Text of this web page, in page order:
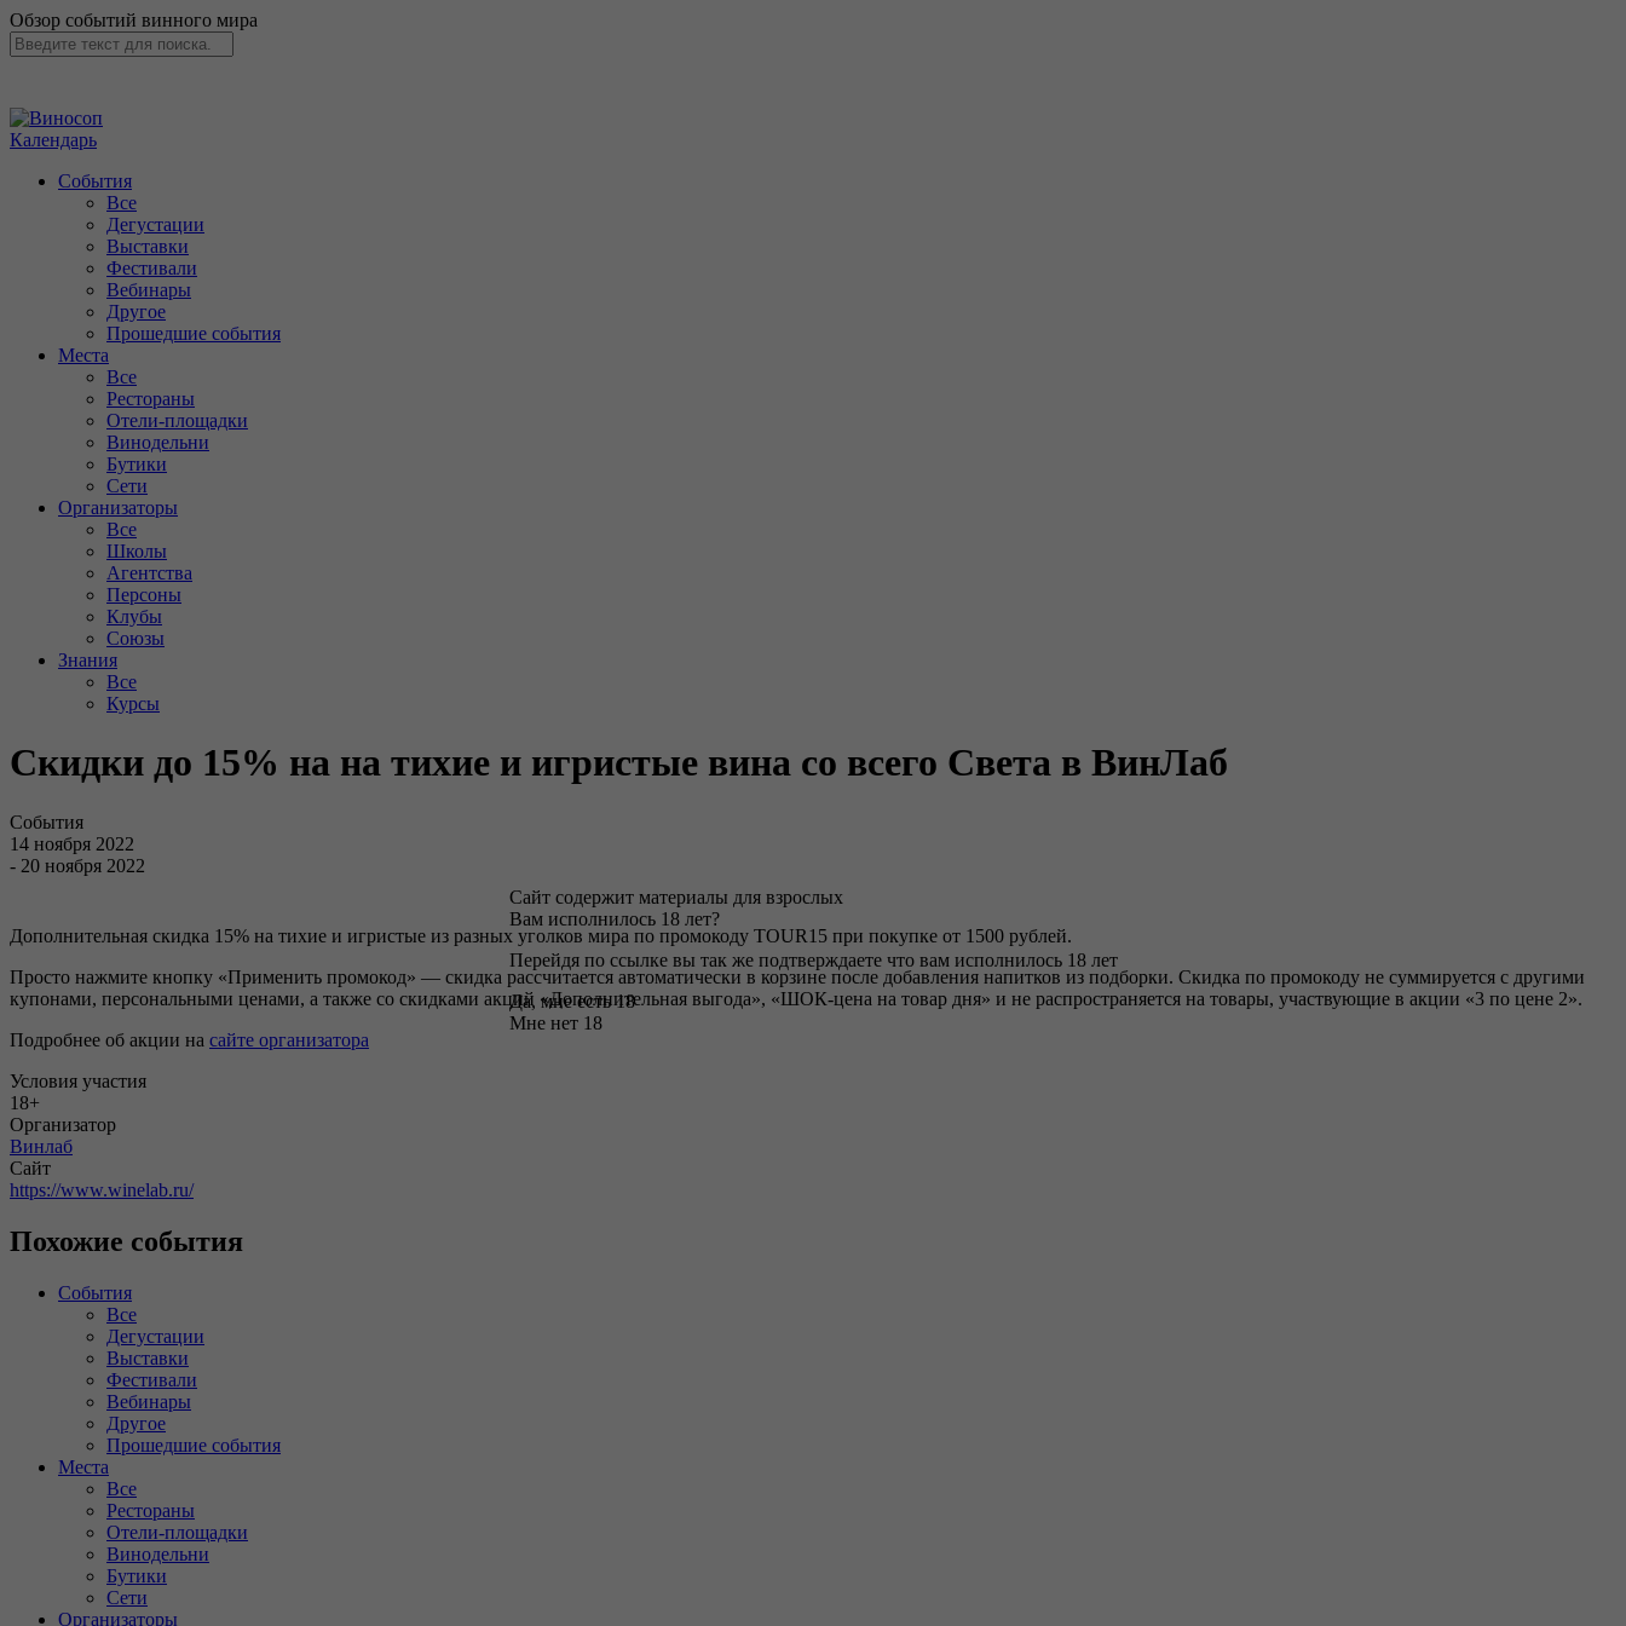
Обзор событий винного мира
Календарь
События
Все
Дегустации
Выставки
Фестивали
Вебинары
Другое
Прошедшие события
Места
Все
Рестораны
Отели-площадки
Винодельни
Бутики
Сети
Организаторы
Все
Школы
Агентства
Персоны
Клубы
Союзы
Знания
Все
Курсы
Скидки до 15% на на тихие и игристые вина со всего Света в ВинЛаб
События
14 ноября 2022
- 20 ноября 2022
Дополнительная скидка 15% на тихие и игристые из разных уголков мира по промокоду TOUR15 при покупке от 1500 рублей.
Просто нажмите кнопку «Применить промокод» — скидка рассчитается автоматически в корзине после добавления напитков из подборки. Скидка по промокоду не суммируется с другими
купонами, персональными ценами, а также со скидками акций «Дополнительная выгода», «ШОК-цена на товар дня» и не распространяется на товары, участвующие в акции «3 по цене 2».
Подробнее об акции на сайте организатора
Условия участия
18+
Организатор
Винлаб
Сайт
https://www.winelab.ru/
Похожие события
События
Все
Дегустации
Выставки
Фестивали
Вебинары
Другое
Прошедшие события
Места
Все
Рестораны
Отели-площадки
Винодельни
Бутики
Сети
Организаторы
Сайт содержит материалы для взрослых
Вам исполнилось 18 лет?
Перейдя по ссылке вы так же подтверждаете что вам исполнилось 18 лет
Да, мне есть 18
Мне нет 18